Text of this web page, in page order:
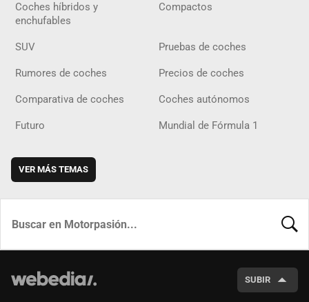
Coches híbridos y
enchufables
Compactos
SUV Pruebas de coches
Rumores de coches Precios de coches
Comparativa de coches Coches autónomos
Futuro Mundial de Fórmula 1
VER MÁS TEMAS
SUBIR